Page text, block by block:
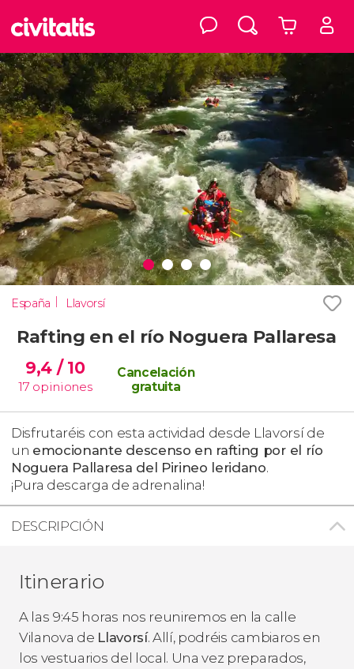
España Llavorsí
Rafting en el río Noguera Pallaresa
9,4 / 10
17 opiniones
Cancelación
gratuita
Disfrutaréis con esta actividad desde Llavorsí de
un emocionante descenso en rafting por el río
Noguera Pallaresa del Pirineo leridano.
¡Pura descarga de adrenalina!
DESCRIPCIÓN
Itinerario
A las 9:45 horas nos reuniremos en la calle
Vilanova de Llavorsí. Allí, podréis cambiaros en
los vestuarios del local. Una vez preparados,